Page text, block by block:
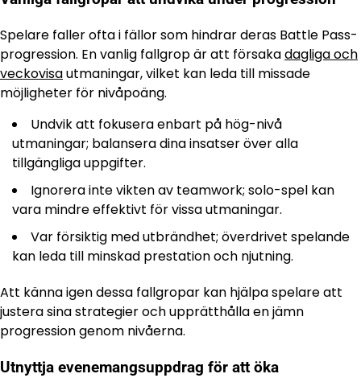
Spelare faller ofta i fällor som hindrar deras Battle Pass-
progression. En vanlig fallgrop är att försakadagliga och
veckovisautmaningar, vilket kan leda till missade
möjligheter för nivåpoäng.
Undvik att fokusera enbart på hög-nivå
utmaningar; balansera dina insatser över alla
tillgängliga uppgifter.
Ignorera inte vikten av teamwork; solo-spel kan
vara mindre effektivt för vissa utmaningar.
Var försiktig med utbrändhet; överdrivet spelande
kan leda till minskad prestation och njutning.
Att känna igen dessa fallgropar kan hjälpa spelare att
justera sina strategier och upprätthålla en jämn
progression genom nivåerna.
Utnyttja evenemangsuppdrag för att öka